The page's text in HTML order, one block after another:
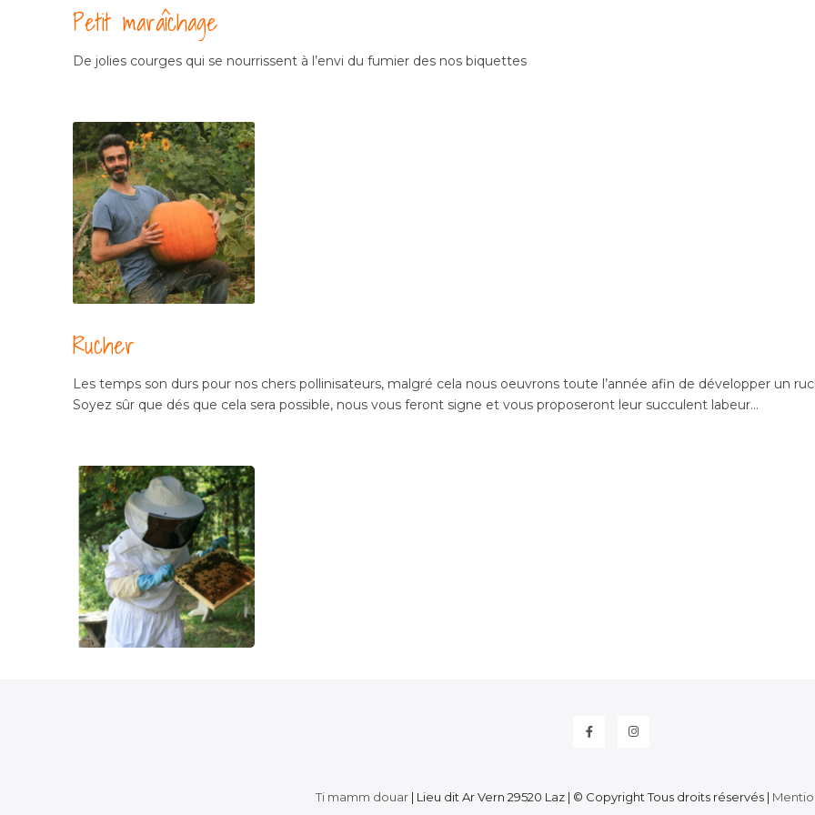
Petit maraîchage
De jolies courges qui se nourrissent à l’envi du fumier des nos biquettes
Rucher
Les temps son durs pour nos chers pollinisateurs, malgré cela nous oeuvrons toute l’année afin de développer un
Soyez sûr que dés que cela sera possible, nous vous feront signe et vous proposeront leur succulent labeur…
FacebookInstagram
Ti mamm douar | Lieu dit Ar Vern 29520 Laz | © Copyright Tous droits réservés |